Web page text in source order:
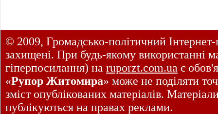
© 2009, Громадсько-політичний
захищені. При будь-якому використанні
гіперпосилання) на ruporzt.com.ua є
«Рупор Житомира» може не поділяти
зміст опублікованих матеріалів.
публікуються на правах реклами.